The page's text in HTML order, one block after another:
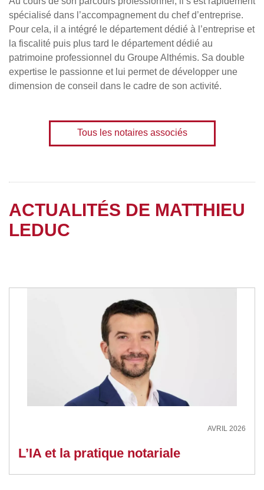
spécialisé dans l’accompagnement du chef d’entreprise.
Pour cela, il a intégré le département dédié à l’entreprise et
la fiscalité puis plus tard le département dédié au
patrimoine professionnel du Groupe Althémis. Sa double
expertise le passionne et lui permet de développer une
dimension de conseil dans le cadre de son activité.
Tous les notaires associés
ACTUALITÉS DE MATTHIEU
LEDUC
AVRIL 2026
L’IA et la pratique notariale